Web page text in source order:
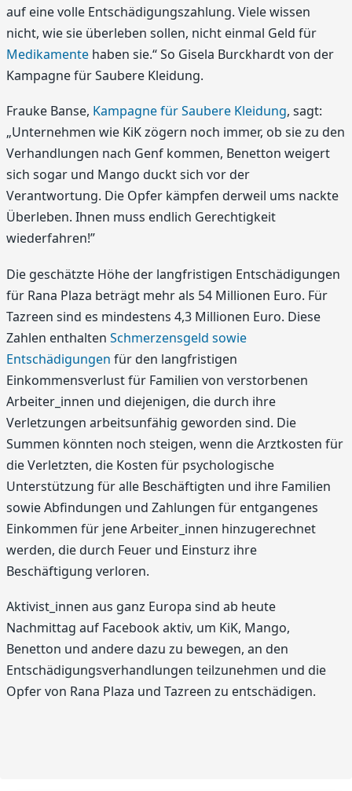
auf eine volle Entschädigungszahlung. Viele wissen
nicht, wie sie überleben sollen, nicht einmal Geld für
Medikamente haben sie.“ So Gisela Burckhardt von der
Kampagne für Saubere Kleidung.
Frauke Banse, Kampagne für Saubere Kleidung, sagt:
„Unternehmen wie KiK zögern noch immer, ob sie zu den
Verhandlungen nach Genf kommen, Benetton weigert
sich sogar und Mango duckt sich vor der
Verantwortung. Die Opfer kämpfen derweil ums nackte
Überleben. Ihnen muss endlich Gerechtigkeit
wiederfahren!”
Die geschätzte Höhe der langfristigen Entschädigungen
für Rana Plaza beträgt mehr als 54 Millionen Euro. Für
Tazreen sind es mindestens 4,3 Millionen Euro. Diese
Zahlen enthalten Schmerzensgeld sowie
Entschädigungen für den langfristigen
Einkommensverlust für Familien von verstorbenen
Arbeiter_innen und diejenigen, die durch ihre
Verletzungen arbeitsunfähig geworden sind. Die
Summen könnten noch steigen, wenn die Arztkosten für
die Verletzten, die Kosten für psychologische
Unterstützung für alle Beschäftigten und ihre Familien
sowie Abfindungen und Zahlungen für entgangenes
Einkommen für jene Arbeiter_innen hinzugerechnet
werden, die durch Feuer und Einsturz ihre
Beschäftigung verloren.
Aktivist_innen aus ganz Europa sind ab heute
Nachmittag auf Facebook aktiv, um KiK, Mango,
Benetton und andere dazu zu bewegen, an den
Entschädigungsverhandlungen teilzunehmen und die
Opfer von Rana Plaza und Tazreen zu entschädigen.